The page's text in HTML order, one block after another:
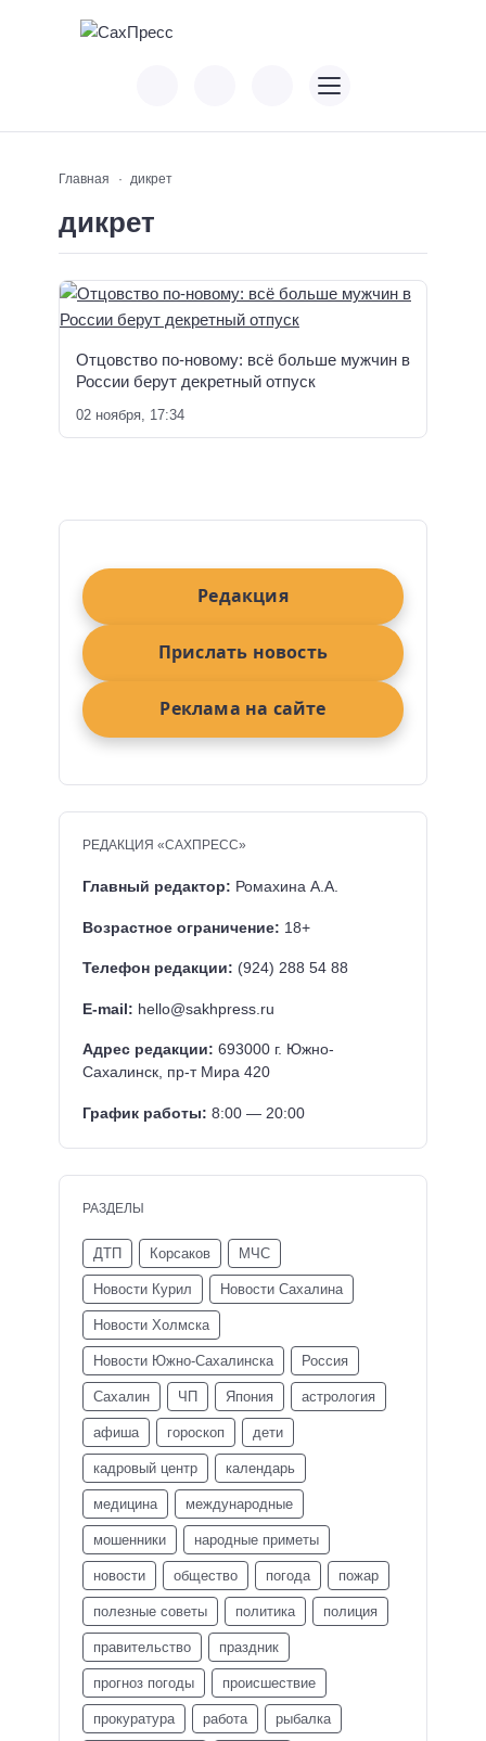
Главная дикрет
дикрет
Отцовство по-новому: всё больше мужчин в
России берут декретный отпуск
02 ноября, 17:34
Редакция
Прислать новость
Реклама на сайте
РЕДАКЦИЯ «САХПРЕСС»
Главный редактор: Ромахина А.А.
Возрастное ограничение: 18+
Телефон редакции: (924) 288 54 88
E-mail: hello@sakhpress.ru
Адрес редакции: 693000 г. Южно-
Сахалинск, пр-т Мира 420
График работы: 8:00 — 20:00
РАЗДЕЛЫ
ДТП Корсаков МЧС
Новости Курил Новости Сахалина
Новости Холмска
Новости Южно-Сахалинска Россия
Сахалин ЧП Япония астрология
афиша гороскоп дети
кадровый центр календарь
медицина международные
мошенники народные приметы
новости общество погода пожар
полезные советы политика полиция
правительство праздник
прогноз погоды происшествие
прокуратура работа рыбалка